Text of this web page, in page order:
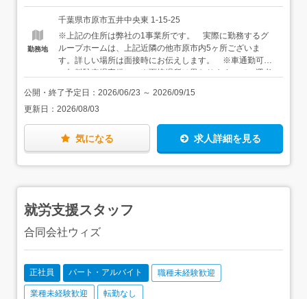
すぐに相談ができる環境です。※シフト制ですので、通い
の場合も住み込みの場合もご自身の時間を十分に確保でき
ます。
手当・資格手当・処遇改善手当など※22：00～5：00に勤
務していただいた場合は、別途深夜手当（25％UP）が支
給されます。※土・日曜日・祝日に勤務していただいた場
合は、別途手当（25％UP）が支給されます。※上記月給
はあくまでも最低月給であり、勤務形態によっては異なる
可能性があります。※パート・アルバイトをご希望の方は
時給1,200円以上
勤務地
千葉県市原市五井中央東 1-15-25
※上記の住所は弊社の1事業所です。 実際に勤務するグ
ループホームは、上記近隣の他市原市内5ヶ所ございま
す。詳しい場所は面接時にお伝えします。 ※車通勤可
（無料駐車場完備） ※面接場所は異なりますので、選考
公開・終了予定日： 2026/06/23 ～ 2026/09/15
更新日： 2026/08/03
気になる 求人詳細を見る
就労支援スタッフ
合同会社ウィズ
正社員 パート・アルバイト 職種未経験歓迎
業種未経験歓迎 転勤なし